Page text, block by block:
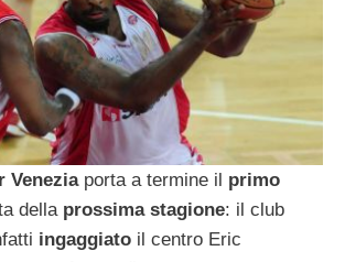
Veneziaporta a termine il primo
della prossima stagione: il club
ingaggiato il centro Eric